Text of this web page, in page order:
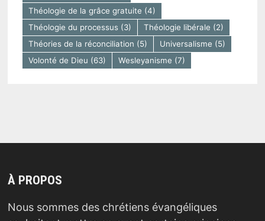
Théologie de la grâce gratuite (4)
Théologie du processus(3) Théologie libérale (2)
Théories de la réconciliation (5) Universalisme (5)
Volonté de Dieu (63) Wesleyanisme (7)
À PROPOS
Nous sommes des chrétiens évangéliques